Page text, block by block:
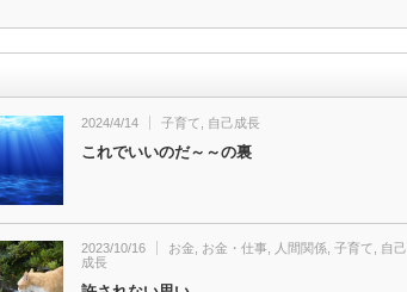
2024/4/14 子育て 自己成長
これでいいのだ～～の裏
2023/10/16 お金 お金・仕事 人間関係 子育て
自己
成長